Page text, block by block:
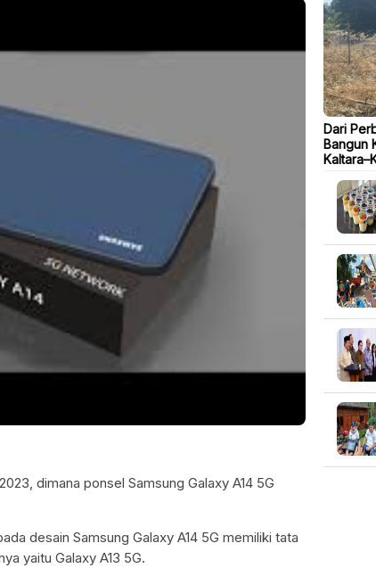
dimana ponsel Samsung Galaxy A14 5G
desain Samsung Galaxy A14 5G memiliki tata
yaitu Galaxy A13 5G.
Dari
Bangun